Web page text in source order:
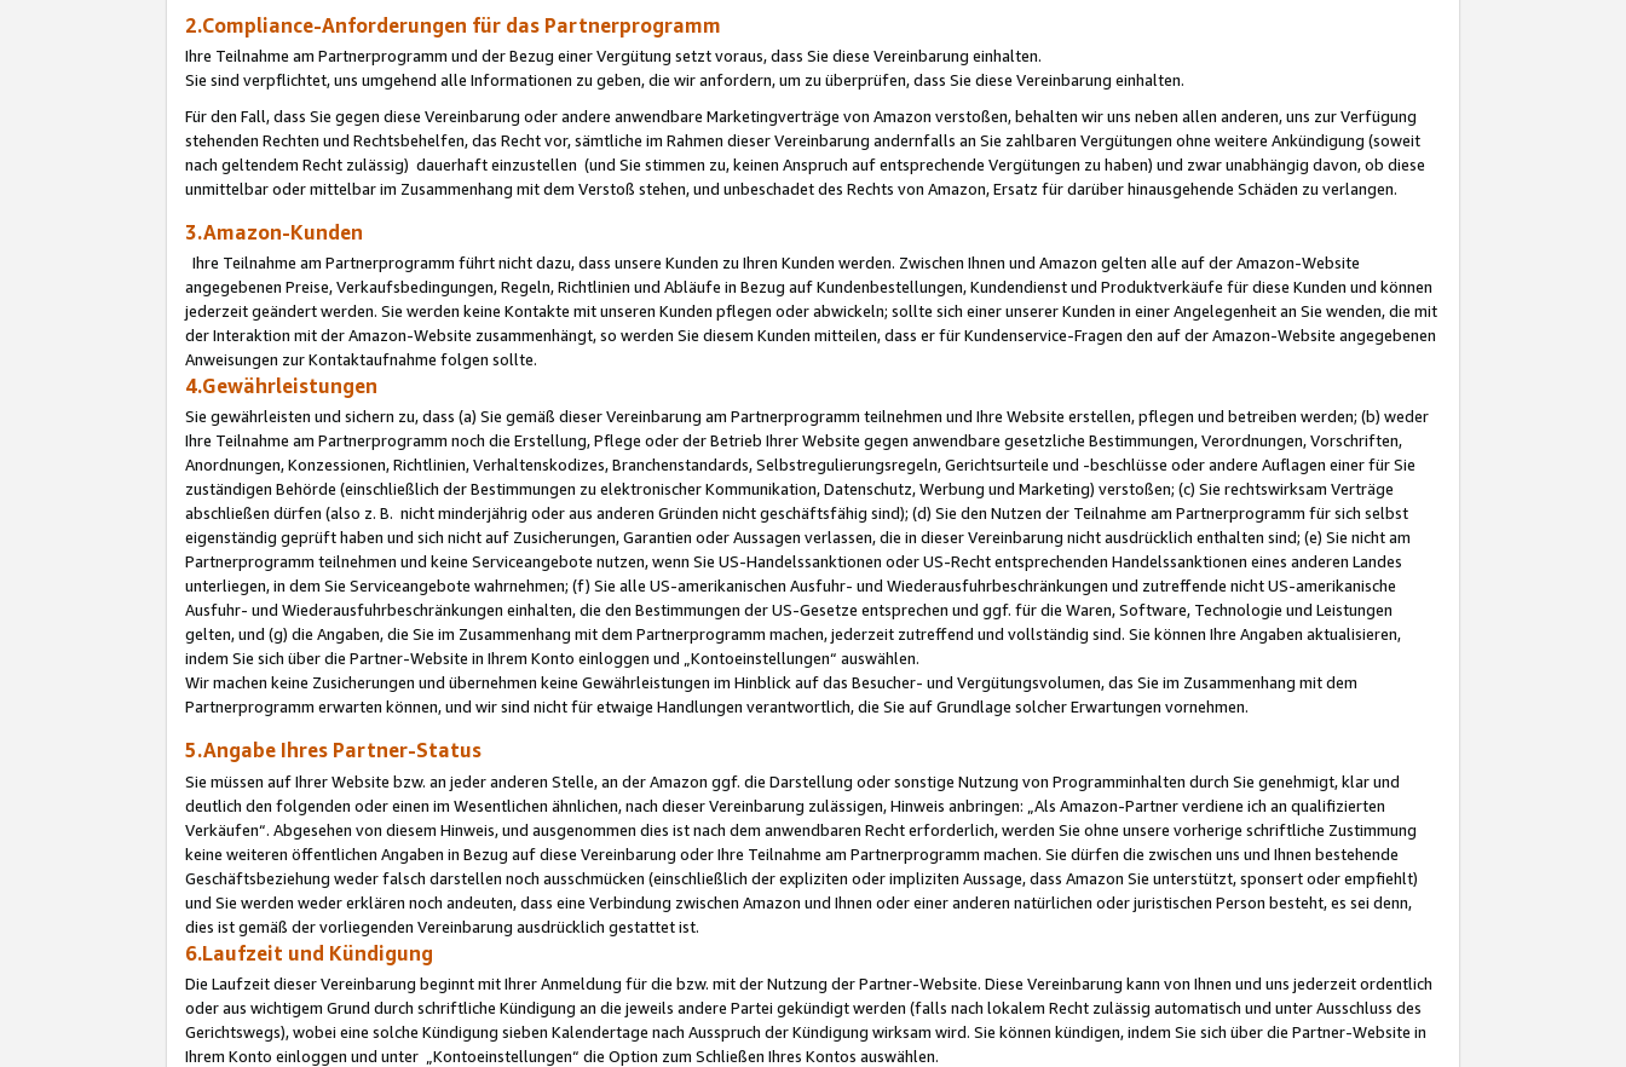
2.Compliance-Anforderungen für das Partnerprogramm
Ihre Teilnahme am Partnerprogramm und der Bezug einer Vergütung setzt voraus, dass Sie diese Vereinbarung einhalten.
Sie sind verpflichtet, uns umgehend alle Informationen zu geben, die wir anfordern, um zu überprüfen, dass Sie diese Vereinbarung einhalten.
Für den Fall, dass Sie gegen diese Vereinbarung oder andere anwendbare Marketingverträge von Amazon verstoßen, behalten wir uns neben allen anderen, uns zur Verfügung
stehenden Rechten und Rechtsbehelfen, das Recht vor, sämtliche im Rahmen dieser Vereinbarung andernfalls an Sie zahlbaren Vergütungen ohne weitere Ankündigung (soweit
nach geltendem Recht zulässig) dauerhaft einzustellen (und Sie stimmen zu, keinen Anspruch auf entsprechende Vergütungen zu haben) und zwar unabhängig davon, ob diese
unmittelbar oder mittelbar im Zusammenhang mit dem Verstoß stehen, und unbeschadet des Rechts von Amazon, Ersatz für darüber hinausgehende Schäden zu verlangen.
3.Amazon-Kunden
Ihre Teilnahme am Partnerprogramm führt nicht dazu, dass unsere Kunden zu Ihren Kunden werden. Zwischen Ihnen und Amazon gelten alle auf der Amazon-Website
angegebenen Preise, Verkaufsbedingungen, Regeln, Richtlinien und Abläufe in Bezug auf Kundenbestellungen, Kundendienst und Produktverkäufe für diese Kunden und können
jederzeit geändert werden. Sie werden keine Kontakte mit unseren Kunden pflegen oder abwickeln; sollte sich einer unserer Kunden in einer Angelegenheit an Sie wenden, die mit
der Interaktion mit der Amazon-Website zusammenhängt, so werden Sie diesem Kunden mitteilen, dass er für Kundenservice-Fragen den auf der Amazon-Website angegebenen
Anweisungen zur Kontaktaufnahme folgen sollte.
4.Gewährleistungen
Sie gewährleisten und sichern zu, dass (a) Sie gemäß dieser Vereinbarung am Partnerprogramm teilnehmen und Ihre Website erstellen, pflegen und betreiben werden; (b) weder
Ihre Teilnahme am Partnerprogramm noch die Erstellung, Pflege oder der Betrieb Ihrer Website gegen anwendbare gesetzliche Bestimmungen, Verordnungen, Vorschriften,
Anordnungen, Konzessionen, Richtlinien, Verhaltenskodizes, Branchenstandards, Selbstregulierungsregeln, Gerichtsurteile und -beschlüsse oder andere Auflagen einer für Sie
zuständigen Behörde (einschließlich der Bestimmungen zu elektronischer Kommunikation, Datenschutz, Werbung und Marketing) verstoßen; (c) Sie rechtswirksam Verträge
abschließen dürfen (also z. B. nicht minderjährig oder aus anderen Gründen nicht geschäftsfähig sind); (d) Sie den Nutzen der Teilnahme am Partnerprogramm für sich selbst
eigenständig geprüft haben und sich nicht auf Zusicherungen, Garantien oder Aussagen verlassen, die in dieser Vereinbarung nicht ausdrücklich enthalten sind; (e) Sie nicht am
Partnerprogramm teilnehmen und keine Serviceangebote nutzen, wenn Sie US-Handelssanktionen oder US-Recht entsprechenden Handelssanktionen eines anderen Landes
unterliegen, in dem Sie Serviceangebote wahrnehmen; (f) Sie alle US-amerikanischen Ausfuhr- und Wiederausfuhrbeschränkungen und zutreffende nicht US-amerikanische
Ausfuhr- und Wiederausfuhrbeschränkungen einhalten, die den Bestimmungen der US-Gesetze entsprechen und ggf. für die Waren, Software, Technologie und Leistungen
gelten, und (g) die Angaben, die Sie im Zusammenhang mit dem Partnerprogramm machen, jederzeit zutreffend und vollständig sind. Sie können Ihre Angaben aktualisieren,
indem Sie sich über die Partner-Website in Ihrem Konto einloggen und „Kontoeinstellungen“ auswählen.
Wir machen keine Zusicherungen und übernehmen keine Gewährleistungen im Hinblick auf das Besucher- und Vergütungsvolumen, das Sie im Zusammenhang mit dem
Partnerprogramm erwarten können, und wir sind nicht für etwaige Handlungen verantwortlich, die Sie auf Grundlage solcher Erwartungen vornehmen.
5.Angabe Ihres Partner-Status
Sie müssen auf Ihrer Website bzw. an jeder anderen Stelle, an der Amazon ggf. die Darstellung oder sonstige Nutzung von Programminhalten durch Sie genehmigt, klar und
deutlich den folgenden oder einen im Wesentlichen ähnlichen, nach dieser Vereinbarung zulässigen, Hinweis anbringen: „Als Amazon-Partner verdiene ich an qualifizierten
Verkäufen“. Abgesehen von diesem Hinweis, und ausgenommen dies ist nach dem anwendbaren Recht erforderlich, werden Sie ohne unsere vorherige schriftliche Zustimmung
keine weiteren öffentlichen Angaben in Bezug auf diese Vereinbarung oder Ihre Teilnahme am Partnerprogramm machen. Sie dürfen die zwischen uns und Ihnen bestehende
Geschäftsbeziehung weder falsch darstellen noch ausschmücken (einschließlich der expliziten oder impliziten Aussage, dass Amazon Sie unterstützt, sponsert oder empfiehlt)
und Sie werden weder erklären noch andeuten, dass eine Verbindung zwischen Amazon und Ihnen oder einer anderen natürlichen oder juristischen Person besteht, es sei denn,
dies ist gemäß der vorliegenden Vereinbarung ausdrücklich gestattet ist.
6.Laufzeit und Kündigung
Die Laufzeit dieser Vereinbarung beginnt mit Ihrer Anmeldung für die bzw. mit der Nutzung der Partner-Website. Diese Vereinbarung kann von Ihnen und uns jederzeit ordentlich
oder aus wichtigem Grund durch schriftliche Kündigung an die jeweils andere Partei gekündigt werden (falls nach lokalem Recht zulässig automatisch und unter Ausschluss des
Gerichtswegs), wobei eine solche Kündigung sieben Kalendertage nach Ausspruch der Kündigung wirksam wird. Sie können kündigen, indem Sie sich über die Partner-Website in
Ihrem Konto einloggen und unter „Kontoeinstellungen“ die Option zum Schließen Ihres Kontos auswählen.